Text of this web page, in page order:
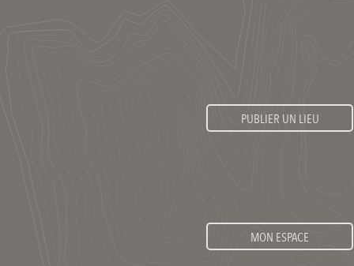
PUBLIER UN LIEU
MON ESPACE